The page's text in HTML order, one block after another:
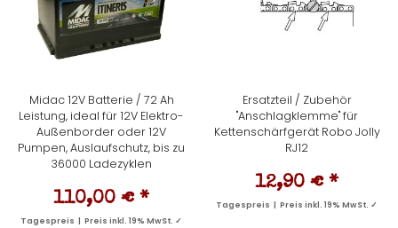
Midac 12V Batterie / 72 Ah
Leistung, ideal für 12V Elektro-
Außenborder oder 12V
Pumpen, Auslaufschutz, bis zu
36000 Ladezyklen
110,00 € *
Tagespreis | Preis inkl. 19% MwSt. ✓
Ersatzteil / Zubehör
"Anschlagklemme" für
Kettenschärfgerät Robo Jolly
RJ12
12,90 € *
Tagespreis | Preis inkl. 19% MwSt. ✓